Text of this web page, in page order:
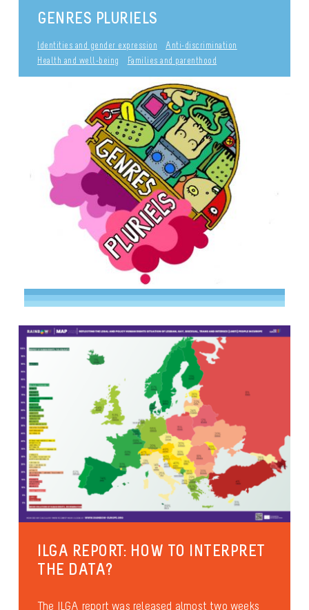
GENRES PLURIELS
Identities and gender expression
Anti-discrimination
Health and well-being
Families and parenthood
ILGA REPORT: HOW TO INTERPRET
THE DATA?
The ILGA report was released almost two weeks